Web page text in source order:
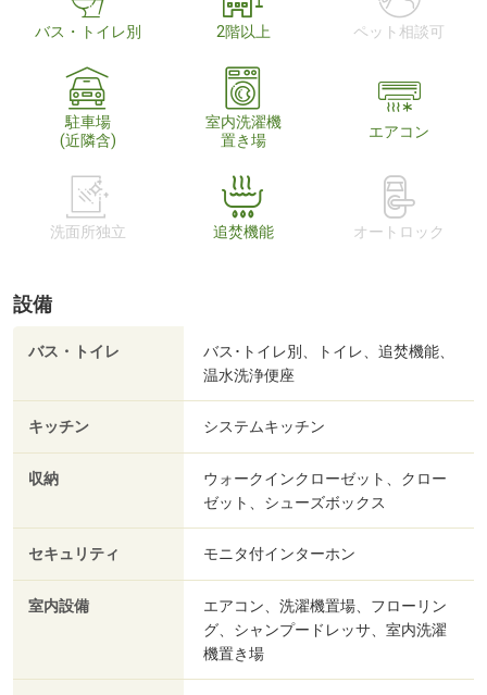
バス・トイレ別 2階以上 ペット相談可
駐車場
(近隣含)
室内洗濯機
置き場
エアコン
洗面所独立 追焚機能 オートロック
設備
バス・トイレ
バス･トイレ別、トイレ、追焚機能、
温水洗浄便座
キッチン システムキッチン
収納
ウォークインクローゼット、クロー
ゼット、シューズボックス
セキュリティ モニタ付インターホン
室内設備
エアコン、洗濯機置場、フローリン
グ、シャンプードレッサ、室内洗濯
機置き場